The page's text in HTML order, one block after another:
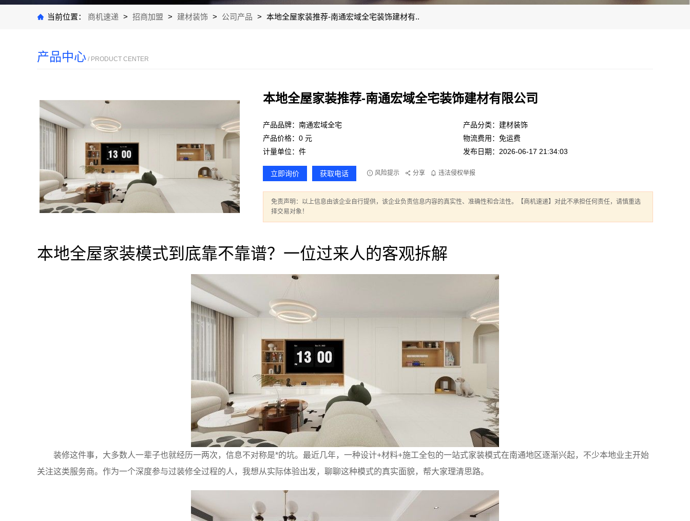
当前位置： 商机速递 > 招商加盟 > 建材装饰 > 公司产品 > 本地全屋家装推荐-南通宏域全宅装饰建材有..
产品中心 / PRODUCT CENTER
本地全屋家装推荐-南通宏域全宅装饰建材有限公司
产品品牌：南通宏域全宅
产品分类：建材装饰
产品价格：0 元
物流费用：免运费
计量单位：件
发布日期：2026-06-17 21:34:03
立即询价 获取电话 风险提示 分享 违法侵权举报
免责声明：以上信息由该企业自行提供，该企业负责信息内容的真实性、准确性和合法性。【商机速递】对此不承担任何责任，请慎重选
择交易对象！
本地全屋家装模式到底靠不靠谱？一位过来人的客观拆解
装修这件事，大多数人一辈子也就经历一两次，信息不对称是*的坑。最近几年，一种设计+材料+施工全包的一站式家装模式在南通地区逐渐兴起，不少本地业主开始
关注这类服务商。作为一个深度参与过装修全过程的人，我想从实际体验出发，聊聊这种模式的真实面貌，帮大家理清思路。